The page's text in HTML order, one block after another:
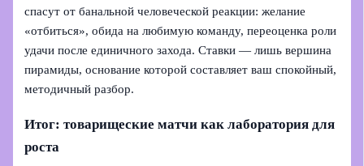
спасут от банальной человеческой реакции: желание
«отбиться», обида на любимую команду, переоценка роли
удачи после единичного захода. Ставки — лишь вершина
пирамиды, основание которой составляет ваш спокойный,
методичный разбор.
Итог: товарищеские матчи как лаборатория для
роста